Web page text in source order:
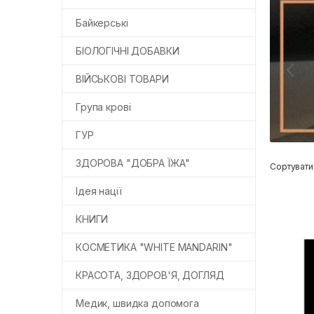
Байкерські
БІОЛОГІЧНІ ДОБАВКИ
ВІЙСЬКОВІ ТОВАРИ
Група крові
ГУР
ЗДОРОВА "ДОБРА ЇЖА"
Ідея нації
КНИГИ
КОСМЕТИКА "WHITE MANDARIN"
КРАСОТА, ЗДОРОВ'Я, ДОГЛЯД
Медик, швидка допомога